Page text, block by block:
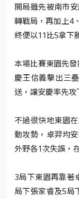
開局雖先被南市
轉戰局，再加上4
終便以11比5拿下
本場比賽東園先
慶王信義擊出三
送，讓安慶率先攻
不過很快地東園
動攻勢，卓羿均
外野各1次失誤，
3局下東園再靠著
局下張家睿及5局